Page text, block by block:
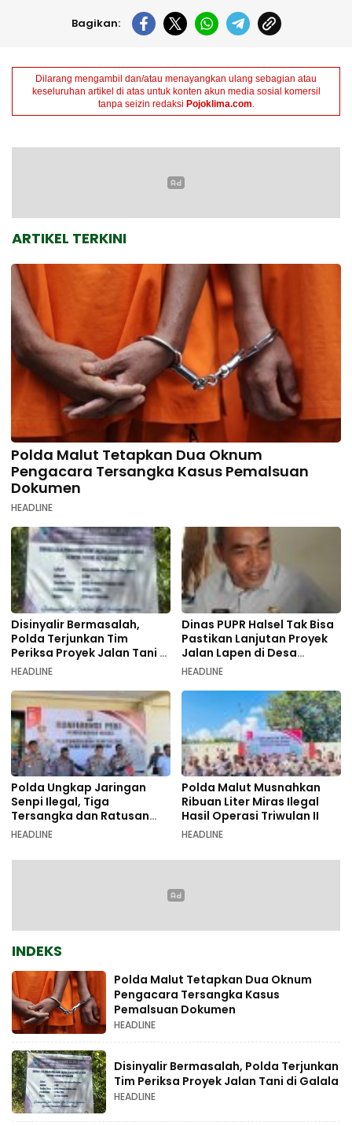
Bagikan:
Dilarang mengambil dan/atau menayangkan ulang sebagian atau
keseluruhan artikel di atas untuk konten akun media sosial komersil
tanpa seizin redaksi Pojoklima.com.
ARTIKEL TERKINI
Polda Malut Tetapkan Dua Oknum
Pengacara Tersangka Kasus Pemalsuan
Dokumen
HEADLINE
Disinyalir Bermasalah,
Polda Terjunkan Tim
Periksa Proyek Jalan Tani di
Galala
HEADLINE
Dinas PUPR Halsel Tak Bisa
Pastikan Lanjutan Proyek
Jalan Lapen di Desa
Sambiki
HEADLINE
Polda Ungkap Jaringan
Senpi Ilegal, Tiga
Tersangka dan Ratusan
Amunisi Diamankan
HEADLINE
Polda Malut Musnahkan
Ribuan Liter Miras Ilegal
Hasil Operasi Triwulan II
HEADLINE
INDEKS
Polda Malut Tetapkan Dua Oknum
Pengacara Tersangka Kasus
Pemalsuan Dokumen
HEADLINE
Disinyalir Bermasalah, Polda Terjunkan
Tim Periksa Proyek Jalan Tani di Galala
HEADLINE